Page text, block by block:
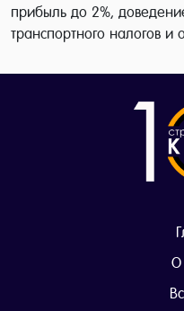
прибыль до 2%,
транспортного налогов и
О